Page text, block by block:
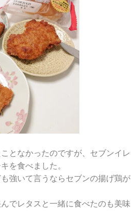
となかったのですが、セブンイレ
を食べました。
強いて言うならセブンの揚げ鶏が
でレタスと一緒に食べたのも美味